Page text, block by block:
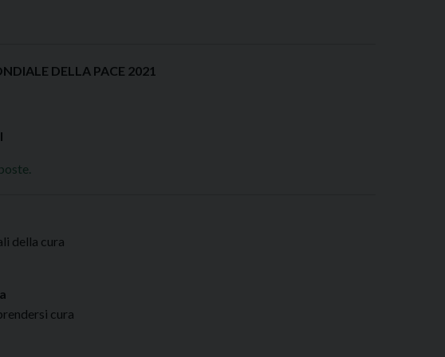
DELLA PACE 2021
della cura
cura